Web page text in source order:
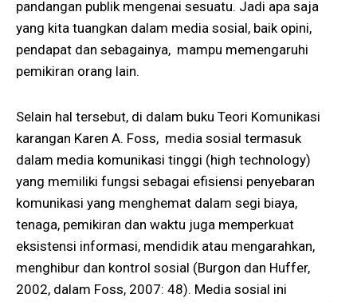
pandangan publik mengenai sesuatu. Jadi apa saja
yang kita tuangkan dalam media sosial, baik opini,
pendapat dan sebagainya, mampu memengaruhi
pemikiran orang lain.
Selain hal tersebut, di dalam buku Teori Komunikasi
karangan Karen A. Foss, media sosial termasuk
dalam media komunikasi tinggi (high technology)
yang memiliki fungsi sebagai efisiensi penyebaran
komunikasi yang menghemat dalam segi biaya,
tenaga, pemikiran dan waktu juga memperkuat
eksistensi informasi, mendidik atau mengarahkan,
menghibur dan kontrol sosial (Burgon dan Huffer,
2002, dalam Foss, 2007: 48). Media sosial ini